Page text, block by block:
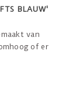
BLAUW'
van
of er